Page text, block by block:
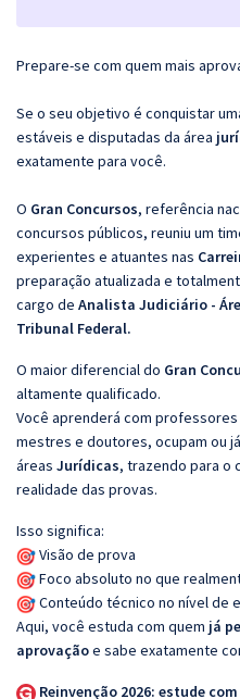
Prepare-se com quem mais
Se o seu objetivo é conquistar
estáveis e disputadas da área
exatamente para você.
O Gran Concursos, referência
concursos públicos, reuniu um
experientes e atuantes nas
preparação atualizada e
cargo de Analista Judiciário -
Tribunal Federal.
O maior diferencial do Gran
altamente qualificado.
Você aprenderá com
mestres e doutores, ocupam ou
áreas Jurídicas, trazendo para o
realidade das provas.
Isso significa:
Visão de prova
Foco absoluto no que
Conteúdo técnico no nível de
Aqui, você estuda com quem já
aprovaçãoe sabe exatamente
Reinvenção 2026: estude